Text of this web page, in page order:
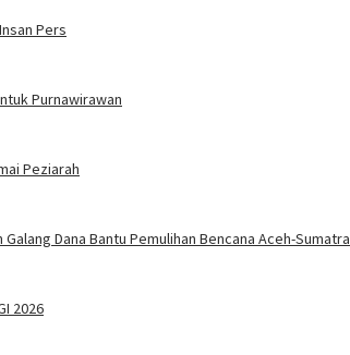
Pers
Purnawirawan
Peziarah
Dana Bantu Pemulihan Bencana Aceh-Sumatra
2026